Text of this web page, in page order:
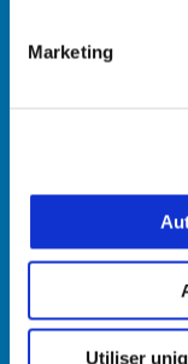
Marketing
Utiliser
Précédent